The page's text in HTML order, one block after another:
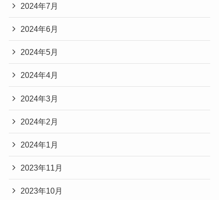
2024年7月
2024年6月
2024年5月
2024年4月
2024年3月
2024年2月
2024年1月
2023年11月
2023年10月